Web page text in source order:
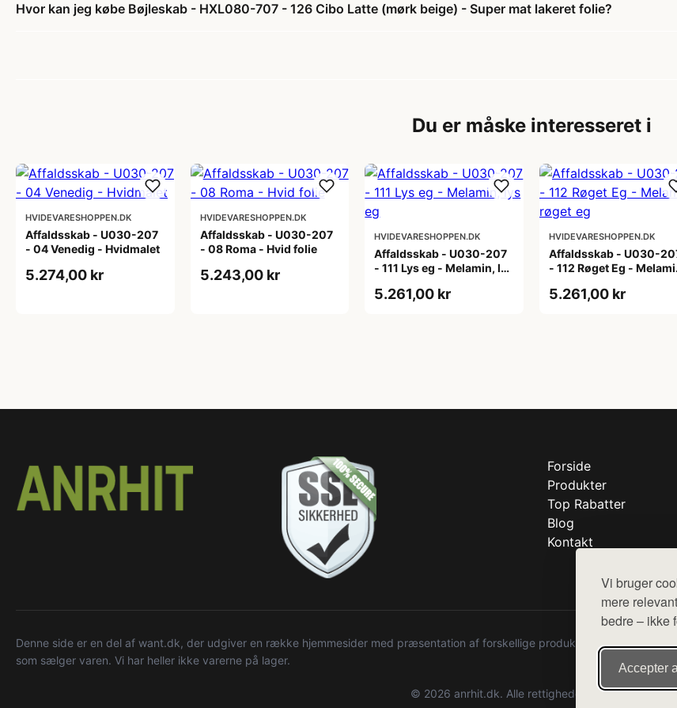
Vi bruger
mere
bedre – ikke
Accepter
Hvor kan jeg købe Bøjleskab - HXL080-707 - 126 Cibo Latte (mørk beige) - Super mat lakeret folie?
Du er måske interesseret i
HVIDEVARESHOPPEN.DK
Affaldsskab - U030-207
- 04 Venedig - Hvidmalet
5.274,00 kr
HVIDEVARESHOPPEN.DK
Affaldsskab - U030-207
- 08 Roma - Hvid folie
5.243,00 kr
HVIDEVARESHOPPEN.DK
Affaldsskab - U030-207
- 111 Lys eg - Melamin, lys
5.261,00 kr
HVIDEVARESHOPPEN.DK
Affaldsskab - U030-
- 112 Røget Eg -
5.261,00 kr
Forside
Produkter
Top Rabatter
Blog
Kontakt
Denne side er en del af want.dk, der udgiver en række hjemmesider med præsentation af forskellige produkter fra diverse
som sælger varen. Vi har heller ikke varerne på lager.
© 2026 anrhit.dk. Alle rettigheder forbeholdes.